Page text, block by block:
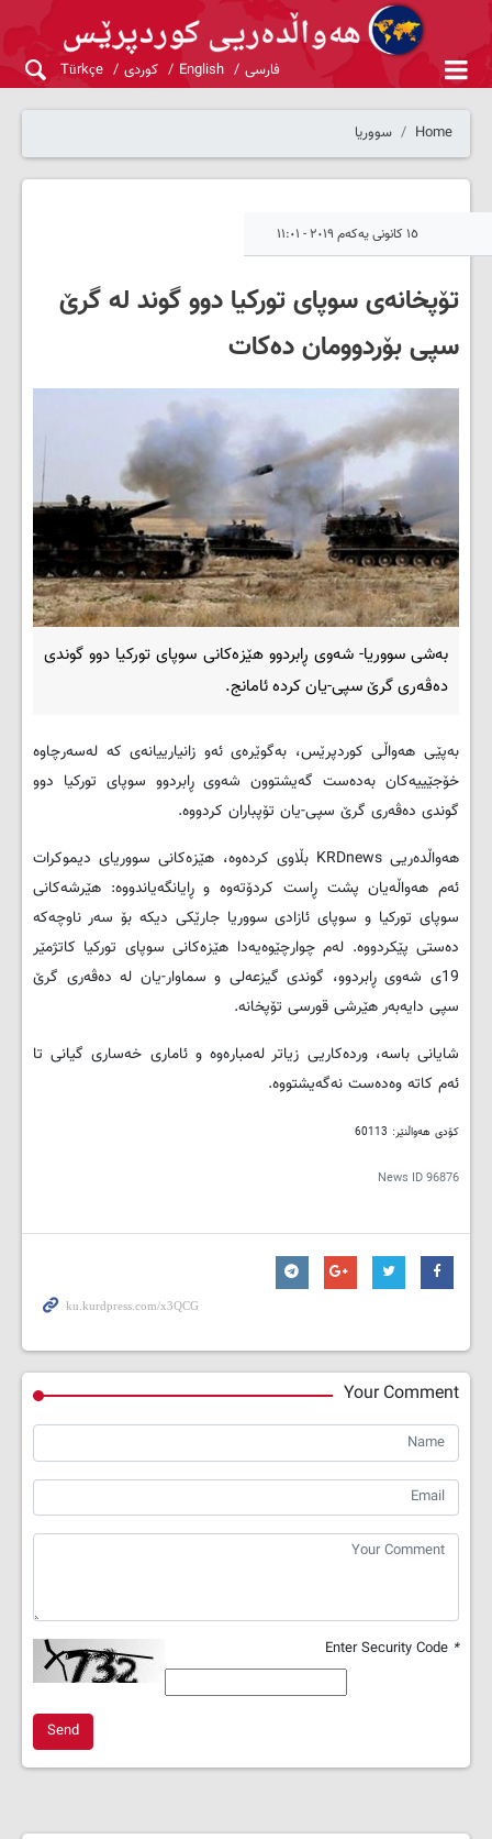
فارسی English کوردی Türkçe
Home سووریا
١٥ کانونی یەکەم ٢٠١٩ - ١١:٠١
تۆپخانەی سوپای تورکیا دوو گوند لە گرێ
سپی بۆردوومان دەکات
بەشی سووریا- شەوی ڕابردوو هێزەکانی سوپای تورکیا دوو گوندی
دەڤەری گرێ سپی-یان کردە ئامانج.
بەپێی هەواڵی کوردپرێس، بەگوێرەی ئەو زانیارییانەی کە لەسەرچاوە
خۆجێییەکان بەدەست گەیشتوون شەوی ڕابردوو سوپای تورکیا دوو
گوندی دەڤەری گرێ سپی-یان تۆپباران کردووە.
هەواڵدەرییKRDnews بڵاوی کردەوە، هێزەکانی سووریای دیموکرات
ئەم هەواڵەیان پشت ڕاست کردۆتەوە و ڕایانگەیاندووە: هێرشەکانی
سوپای تورکیا و سوپای ئازادی سووریا جارێکی دیکە بۆ سەر ناوچەکە
دەستی پێکردووە. لەم چوارچێوەیەدا هێزەکانی سوپای تورکیا کاتژمێر
19ی شەوی ڕابردوو، گوندی گیزعەلی و سماوار-یان لە دەڤەری گرێ
سپی دایەبەر هێرشی قورسی تۆپخانە.
شایانی باسە، وردەکاریی زیاتر لەمبارەوە و ئاماری خەساری گیانی تا
ئەم کاتە وەدەست نەگەیشتووە.
کۆدی هەواڵنێر: 60113
News ID96876
Your Comment
*
Send